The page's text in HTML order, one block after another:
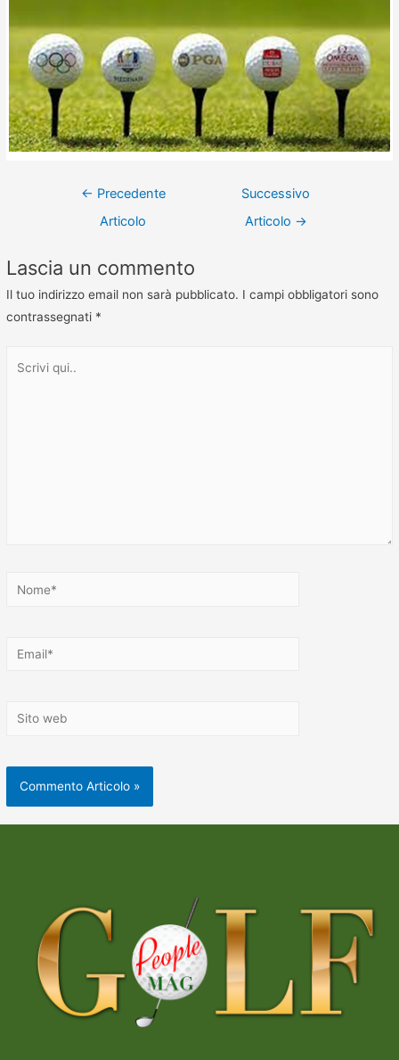
← Precedente
Articolo
Successivo
Articolo →
Lascia un commento
Il tuo indirizzo email non sarà pubblicato. I campi obbligatori sono
contrassegnati *